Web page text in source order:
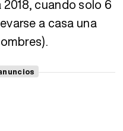
cuando solo 6
a casa una